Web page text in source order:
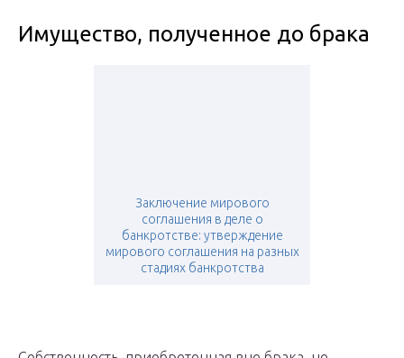
Имущество, полученное до брака
Заключение мирового
соглашения в деле о
банкротстве: утверждение
мирового соглашения на разных
стадиях банкротства